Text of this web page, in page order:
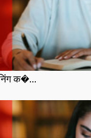
क�...